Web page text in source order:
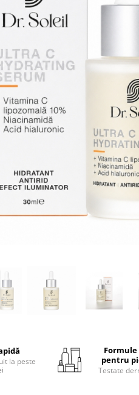
la peste
pentru
Testate